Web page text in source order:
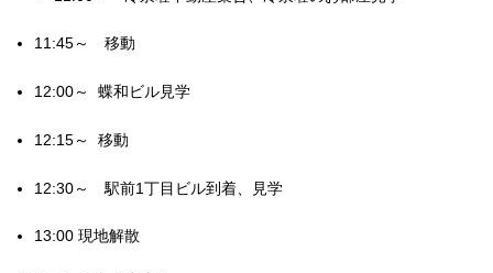
11:45～ 移動
12:00～ 蝶和ビル見学
12:15～ 移動
12:30～ 駅前1丁目ビル到着、見学
13:00 現地解散